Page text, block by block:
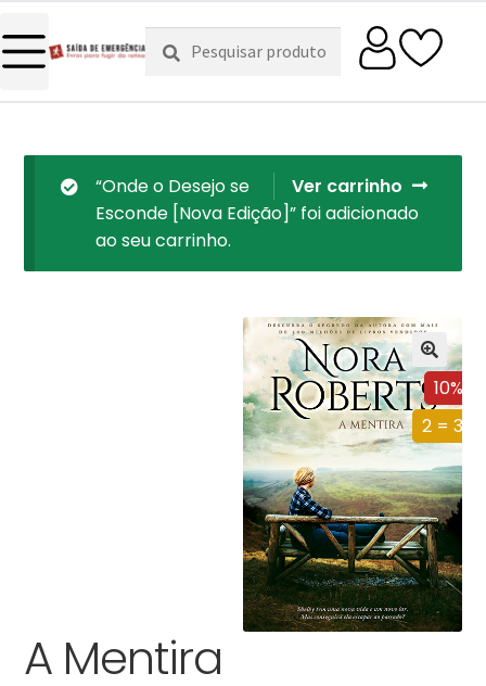
Pesquisar
por:
Pesquisa
Ver carrinho
“Onde o Desejo se
Esconde [Nova Edição]” foi adicionado
ao seu carrinho.
10%
2 = 3
A Mentira